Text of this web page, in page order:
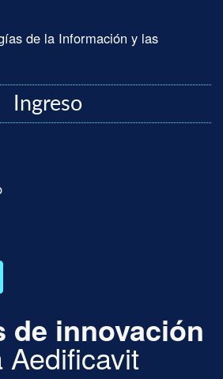
de la Información y las
Ingreso
de innovación
Aedificavit